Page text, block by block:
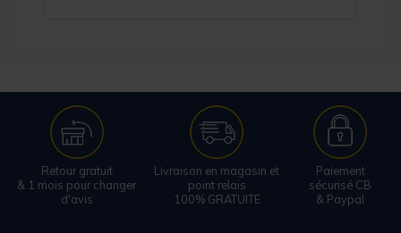
Retour gratuit
& 1 mois pour changer
d'avis
Livraison en magasin et
point relais
100% GRATUITE
Paiement
sécurisé CB
& Paypal